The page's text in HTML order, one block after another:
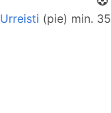
Urreisti (pie) min. 35